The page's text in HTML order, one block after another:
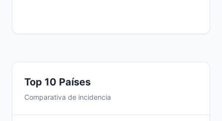
Top 10 Países
Comparativa de incidencia